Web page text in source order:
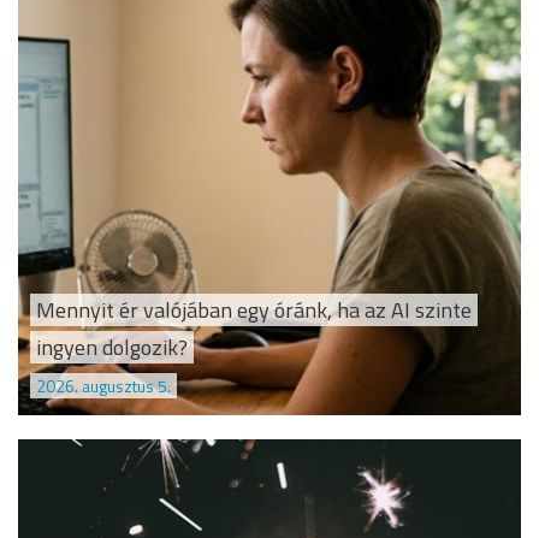
Mennyit ér valójában egy óránk, ha az AI szinte
ingyen dolgozik?
2026. augusztus 5.